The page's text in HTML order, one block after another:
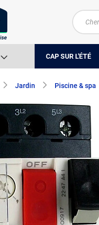
CAP SUR L'ÉTÉ
Jardin Piscine & spa